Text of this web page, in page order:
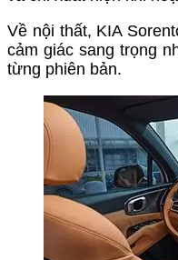
Về nội thất, KIA
cảm giác sang trọng
từng phiên bản.